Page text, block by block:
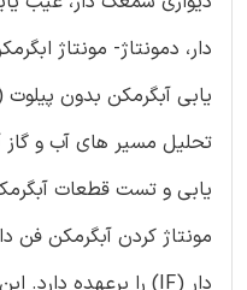
دار، دمونتاژ- مونتاژ
یابی آبگرمکن بدون پیلوت